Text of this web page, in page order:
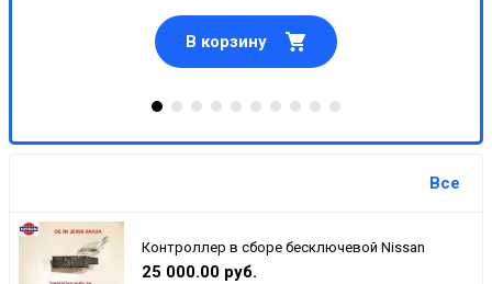
В корзину
Все
Контроллер в сборе бесключевой Nissan
25 000.00 руб.